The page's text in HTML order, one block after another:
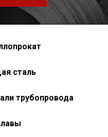
сталь
трубопровода